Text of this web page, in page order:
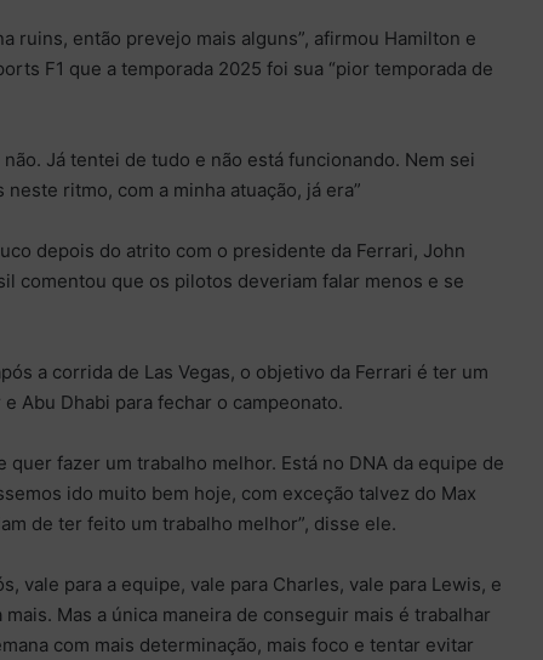
ruins, então prevejo mais alguns”, afirmou Hamilton e
F1 que a temporada 2025 foi sua “pior temporada de
Já tentei de tudo e não está funcionando. Nem sei
ritmo, com a minha atuação, já era”
depois do atrito com o presidente da Ferrari, John
comentou que os pilotos deveriam falar menos e se
a corrida de Las Vegas, o objetivo da Ferrari é ter um
Abu Dhabi para fechar o campeonato.
quer fazer um trabalho melhor. Está no DNA da equipe de
ido muito bem hoje, com exceção talvez do Max
de ter feito um trabalho melhor”, disse ele.
vale para a equipe, vale para Charles, vale para Lewis, e
Mas a única maneira de conseguir mais é trabalhar
com mais determinação, mais foco e tentar evitar